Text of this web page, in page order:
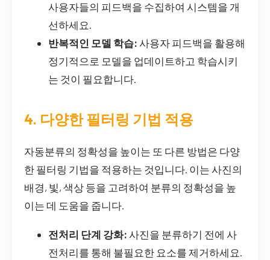
사용자들의 피드백을 수집하여 시스템을 개
선하세요.
반복적인 모델 학습: 사용자 피드백을 활용해
정기적으로 모델을 업데이트하고 학습시키
는 것이 필요합니다.
4. 다양한 필터링 기법 적용
자동분류의 정확성을 높이는 또 다른 방법은 다양
한 필터링 기법을 적용하는 것입니다. 이는 사진의
배경, 빛, 색상 등을 고려하여 분류의 정확성을 높
이는 데 도움을 줍니다.
전처리 단계 강화: 사진을 분류하기 전에 사
전처리를 통해 불필요한 요소를 제거하세요.